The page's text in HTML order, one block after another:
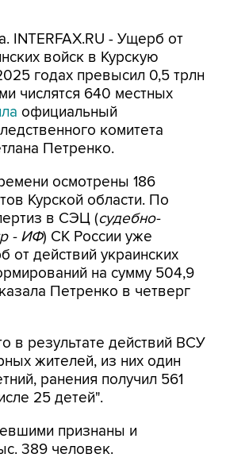
INTERFAX.RU - Ущерб от
войск в Курскую
годах превысил 0,5 трлн
числятся 640 местных
официальный
комитета
Петренко.
осмотрены 186
Курской области. По
в СЭЦ (судебно-
- ИФ) СК России уже
от действий украинских
на сумму 504,9
Петренко в четверг
в результате действий ВСУ
жителей, из них один
ранения получил 561
25 детей".
признаны и
389 человек.